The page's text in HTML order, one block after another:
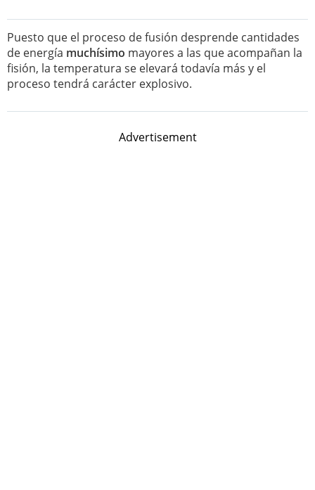
Puesto que el proceso de fusión desprende cantidades
de energía muchísimo mayores a las que acompañan la
fisión, la temperatura se elevará todavía más y el
proceso tendrá carácter explosivo.
Advertisement